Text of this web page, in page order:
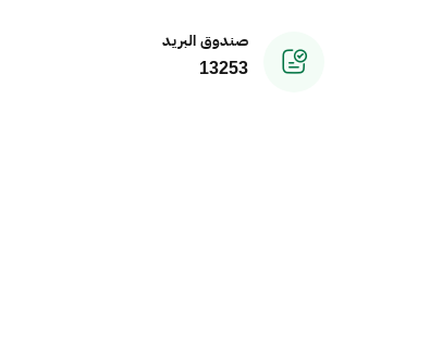
صندوق البريد
13253